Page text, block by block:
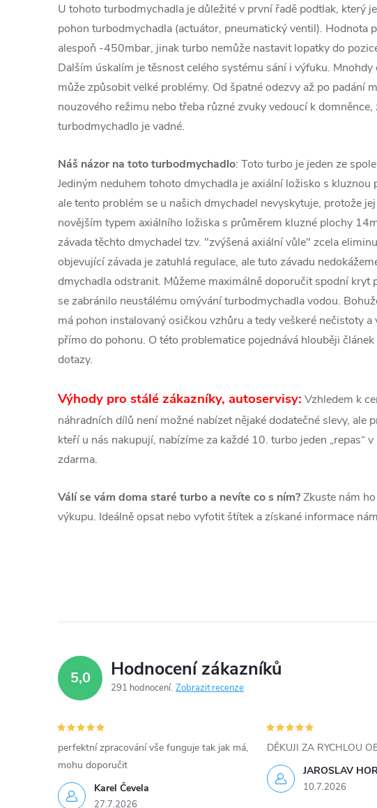
U tohoto turbodmychadla je důležité v první řadě podtlak, který
pohon turbodmychadla (actuátor, pneumatický ventil). Hodnota
alespoň -450mbar, jinak turbo nemůže nastavit lopatky do
Dalším úskalím je těsnost celého systému sání i výfuku.
může způsobit velké problémy. Od špatné odezvy až po padání
nouzového režimu nebo třeba různé zvuky vedoucí k domněnce,
turbodmychadlo je vadné.
Náš názor na toto turbodmychadlo: Toto turbo je jeden ze
Jediným neduhem tohoto dmychadla je axiální ložisko s kluznou
ale tento problém se u našich dmychadel nevyskytuje, protože
novějším typem axiálního ložiska s průměrem kluzné plochy
závada těchto dmychadel tzv. "zvýšená axiální vůle" zcela
objevující závada je zatuhlá regulace, ale tuto závadu
dmychadla odstranit. Můžeme maximálně doporučit spodní kryt
se zabránilo neustálému omývání turbodmychadla vodou.
má pohon instalovaný osičkou vzhůru a tedy veškeré nečistoty a
přímo do pohonu. O této problematice pojednává hlouběji článek
dotazy.
Výhody pro stálé zákazníky, autoservisy: Vzhledem k
náhradních dílů není možné nabízet nějaké dodatečné slevy, ale
kteří u nás nakupují, nabízíme za každé 10. turbo jeden „repas“
zdarma.
Válí se vám doma staré turbo a nevíte co s ním?Zkuste nám
výkupu. Ideálně opsat nebo vyfotit štítek a získané informace
5,0 Hodnocení zákazníků
291 hodnocení Zobrazit recenze
Karel Čevela
27.7.2026
perfektní zpracování vše funguje tak jak má,
mohu doporučit
JAROSLAV
10.7.2026
DĚKUJI ZA RYCHLOU